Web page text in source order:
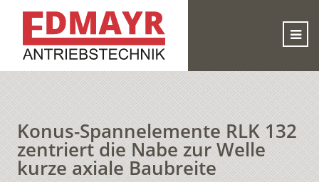
Konus-Spannelemente RLK 132
zentriert die Nabe zur Welle
kurze axiale Baubreite